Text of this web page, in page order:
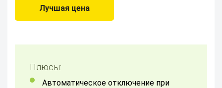
Лучшая цена
Плюсы:
Автоматическое отключение при